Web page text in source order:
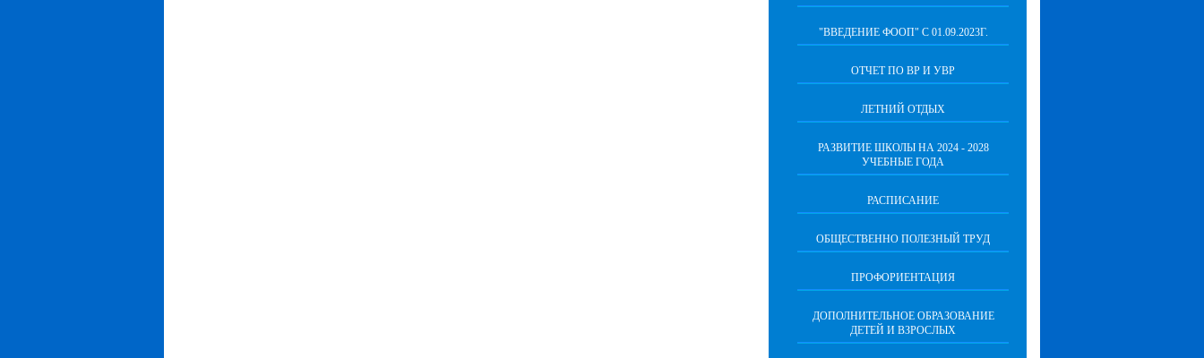
"ВВЕДЕНИЕ ФООП" С 01.09.2023Г.
ОТЧЕТ ПО ВР И УВР
ЛЕТНИЙ ОТДЫХ
РАЗВИТИЕ ШКОЛЫ НА 2024 - 2028
УЧЕБНЫЕ ГОДА
РАСПИСАНИЕ
ОБЩЕСТВЕННО ПОЛЕЗНЫЙ ТРУД
ПРОФОРИЕНТАЦИЯ
ДОПОЛНИТЕЛЬНОЕ ОБРАЗОВАНИЕ
ДЕТЕЙ И ВЗРОСЛЫХ